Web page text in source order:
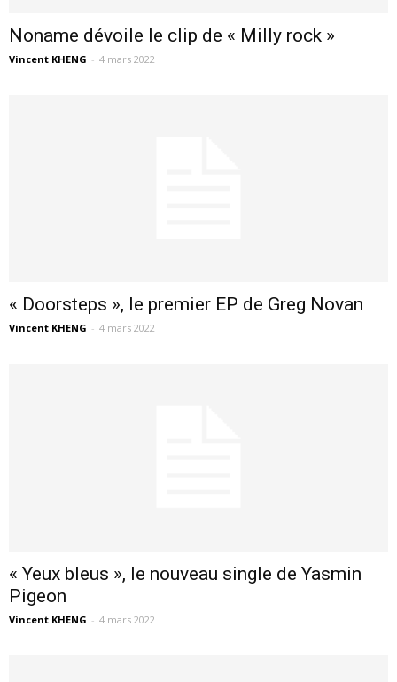
Noname dévoile le clip de « Milly rock »
Vincent KHENG - 4 mars 2022
« Doorsteps », le premier EP de Greg Novan
Vincent KHENG - 4 mars 2022
« Yeux bleus », le nouveau single de Yasmin
Pigeon
Vincent KHENG - 4 mars 2022